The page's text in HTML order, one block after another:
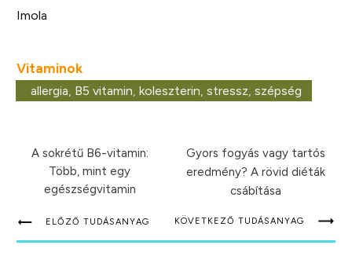
Imola
Vitaminok
allergia B5 vitamin koleszterin stressz szépség
A sokrétű B6-vitamin:
Több, mint egy
egészségvitamin
Gyors fogyás vagy tartós
eredmény? A rövid diéták
csábítása
ELŐZŐ TUDÁSANYAG KÖVETKEZŐ TUDÁSANYAG